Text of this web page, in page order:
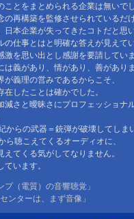
ことをまとめられる企業は無いで
の再構築を監修させられているだ
日本企業が失ってきたコトだと思
の仕事とはと明確な答えが見えて
激を思い出とし感謝を要請してい
は義があり、情があり、善があり
義理の営みであるからこそ、
したことは確かでした。
減さと曖昧さにプロフェッショナ
からの武器＝銃弾が破壊してしま
ら聴こえてくるオーディオに、
てくる気がしてなりません。
います。
プ（電質）の音響聴覚」
ンターは、まず音像」